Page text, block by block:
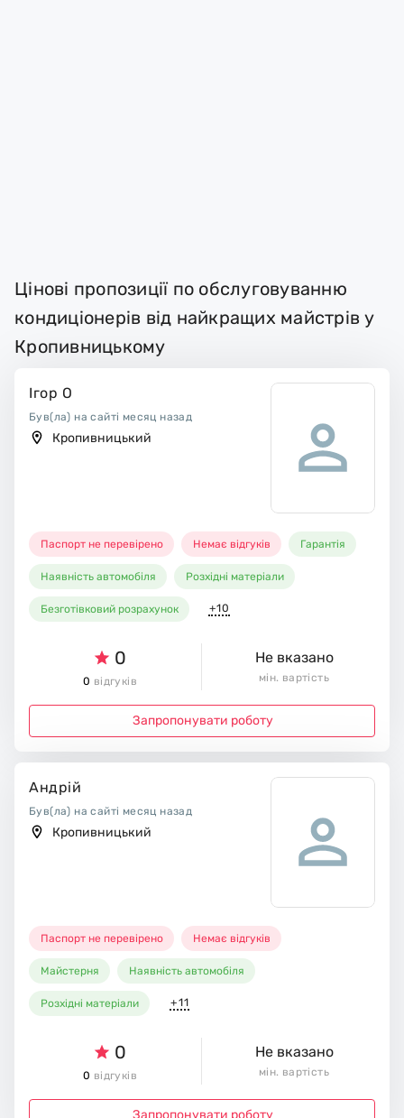
Цінові пропозиції по обслуговуванню
кондиціонерів від найкращих майстрів у
Кропивницькому
Ігор О
Був(ла) на сайті месяц назад
Кропивницький
Паспорт не перевірено Немає відгуків Гарантія
Наявність автомобіля Розхідні матеріали
Безготівковий розрахунок +10
0
0 відгуків
Не вказано
мін. вартість
Запропонувати роботу
Андрій
Був(ла) на сайті месяц назад
Кропивницький
Паспорт не перевірено Немає відгуків
Майстерня Наявність автомобіля
Розхідні матеріали +11
0
0 відгуків
Не вказано
мін. вартість
Запропонувати роботу